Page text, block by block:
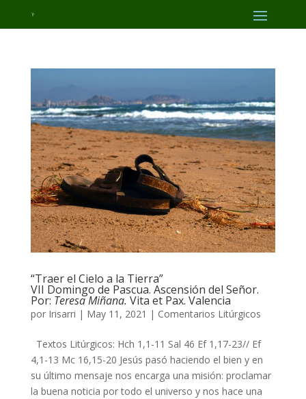
“Traer el Cielo a la Tierra”
VII Domingo de Pascua. Ascensión del Señor.
Por: Teresa Miñana. Vita et Pax. Valencia
por Irisarri | May 11, 2021 | Comentarios Litúrgicos
Textos Litúrgicos: Hch 1,1-11 Sal 46 Ef 1,17-23// Ef
4,1-13 Mc 16,15-20 Jesús pasó haciendo el bien y en
su último mensaje nos encarga una misión: proclamar
la buena noticia por todo el universo y nos hace una